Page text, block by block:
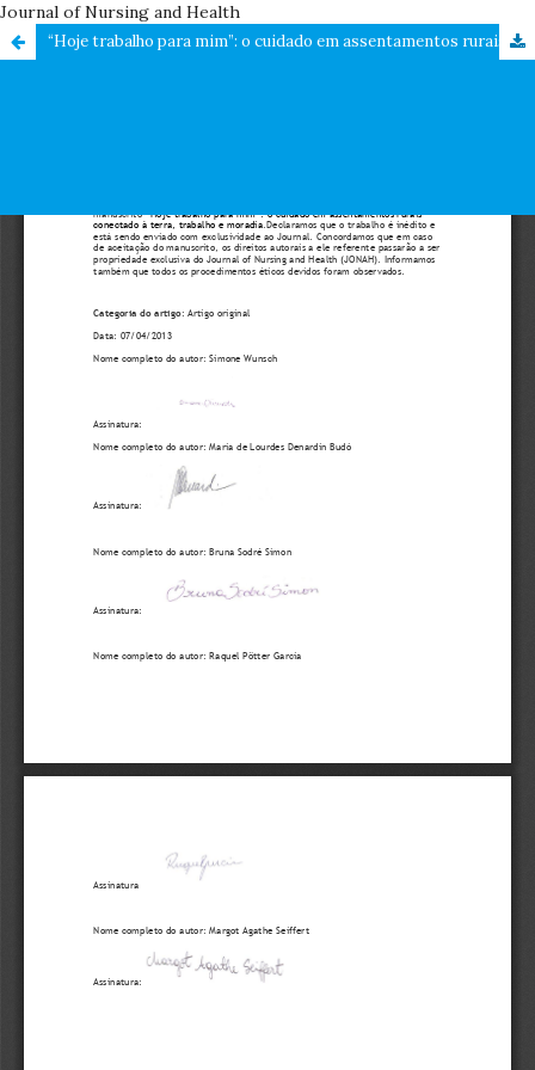
Journal of Nursing and Health
“Hoje trabalho para mim”: o cuidado em assentamentos rurais conectado à terra, trabalho e moradia